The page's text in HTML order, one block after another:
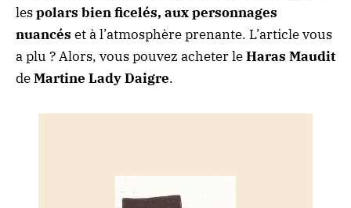
lespolars bien ficelés, aux personnages
nuancés et à l’atmosphère prenante. L’article vous
a plu ? Alors, vous pouvez acheter leHaras Maudit
deMartine Lady Daigre.